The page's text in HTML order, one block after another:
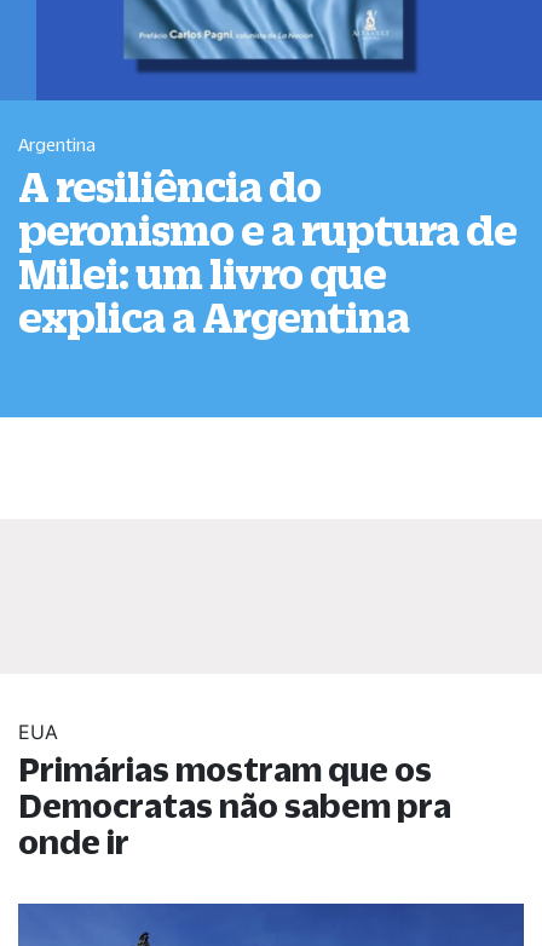
Argentina
A resiliência do
peronismo e a ruptura de
Milei: um livro que
explica a Argentina
EUA
Primárias mostram que os
Democratas não sabem pra
onde ir